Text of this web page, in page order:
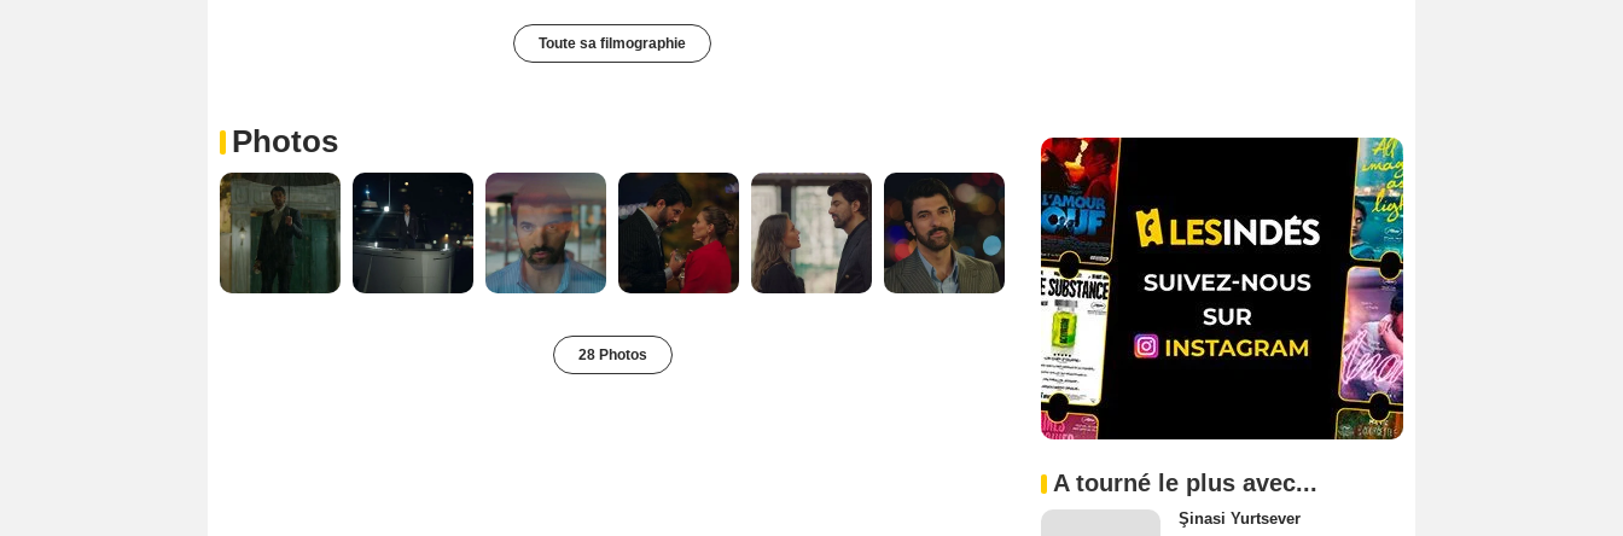
Toute sa filmographie
Photos
28 Photos
A tourné le plus avec...
Şinasi Yurtsever